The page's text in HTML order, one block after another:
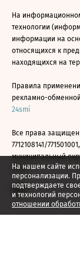
На нашем сайте
персонализации.
подтверждаете
и технологий
отношении
На
технологии
информации на
относящихся к
находящихся на
Правила
рекламно-
24smi
Все права
7712108141/
муниципальный
2026